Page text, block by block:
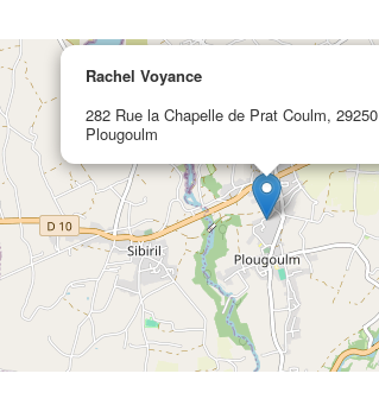
Rachel Voyance
282 Rue la Chapelle de Prat Coulm, 29250
Plougoulm